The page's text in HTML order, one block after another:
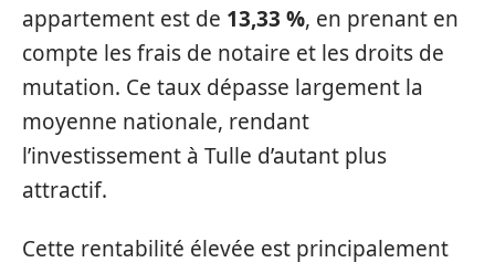
appartement est de 13,33 %, en prenant en
compte les frais de notaire et les droits de
mutation. Ce taux dépasse largement la
moyenne nationale, rendant
l’investissement à Tulle d’autant plus
attractif.
Cette rentabilité élevée est principalement